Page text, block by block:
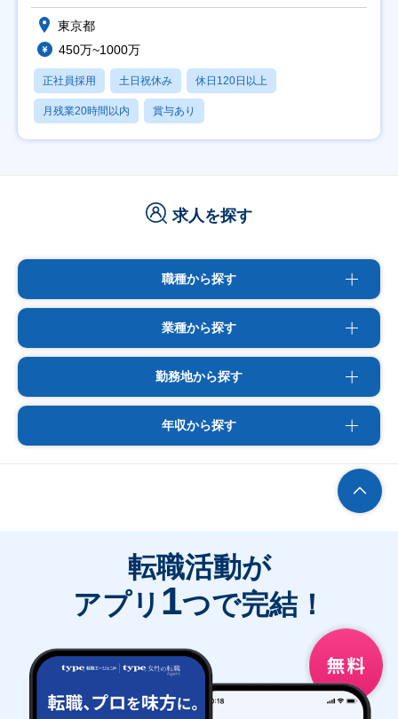
東京都
450万~1000万
正社員採用 土日祝休み 休日120日以上
月残業20時間以内 賞与あり
求人を探す
職種から探す
業種から探す
勤務地から探す
年収から探す
転職活動が
アプリ 1つで完結！